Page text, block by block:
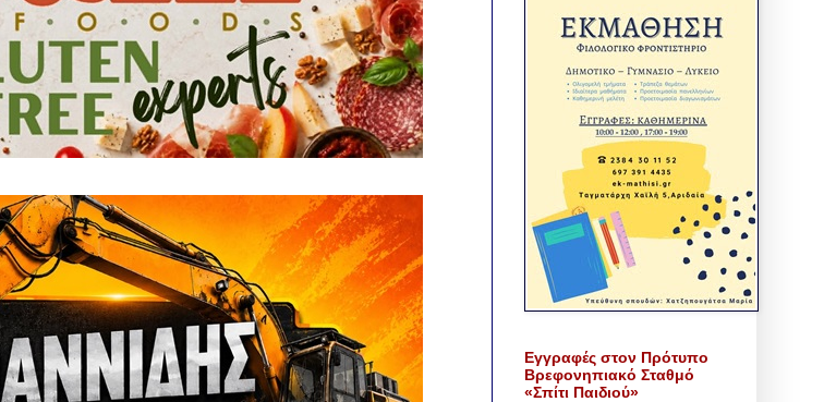
Εγγραφές στον Πρότυπο
Βρεφονηπιακό Σταθμό
«Σπίτι Παιδιού»